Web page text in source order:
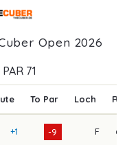
Open 2026
71
To Par Loch R1
+1 -9 F 67